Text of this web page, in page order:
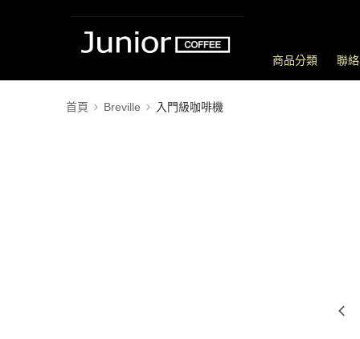
商品分類 聯
首頁 Breville 入門級咖啡機